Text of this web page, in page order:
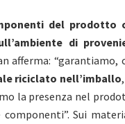
del prodotto
di
afferma:
riciclato nell’imballo
la presenza nel
Sui